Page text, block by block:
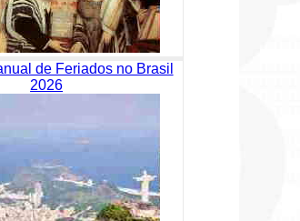
de Feriados no Brasil
2026